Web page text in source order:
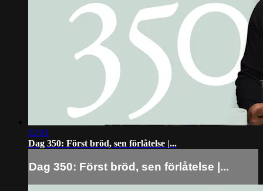
02:01
Dag 350: Först bröd, sen förlåtelse |...
Dag 350: Först bröd, sen förlåtelse |...